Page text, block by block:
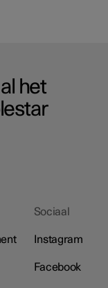
het
Sociaal
Instagram
Facebook